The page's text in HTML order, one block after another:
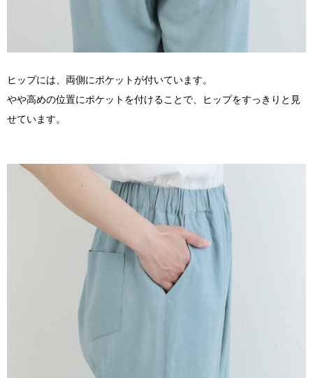
ヒップには、両側にポケットが付いています。
やや高めの位置にポケットを付けることで、ヒップをすっきりと見
せています。